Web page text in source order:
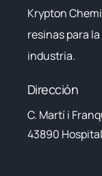
Krypton
resinas para
industria.
Dirección
C. Martí i
43890